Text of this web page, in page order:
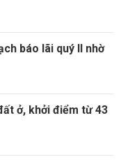
báo lãi quý II nhờ
ở, khởi điểm từ 43